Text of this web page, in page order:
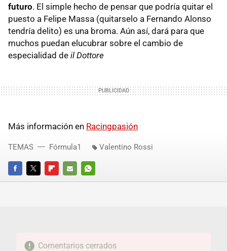
futuro. El simple hecho de pensar que podría quitar el
puesto a Felipe Massa (quitarselo a Fernando Alonso
tendría delito) es una broma. Aún así, dará para que
muchos puedan elucubrar sobre el cambio de
especialidad de il Dottore
Más información en Racingpasión
FACEBOOKTWITTERFLIPBOARD
E-
WHATSAPP
TEMAS Fórmula1 Valentino Rossi
Comentarios cerrados